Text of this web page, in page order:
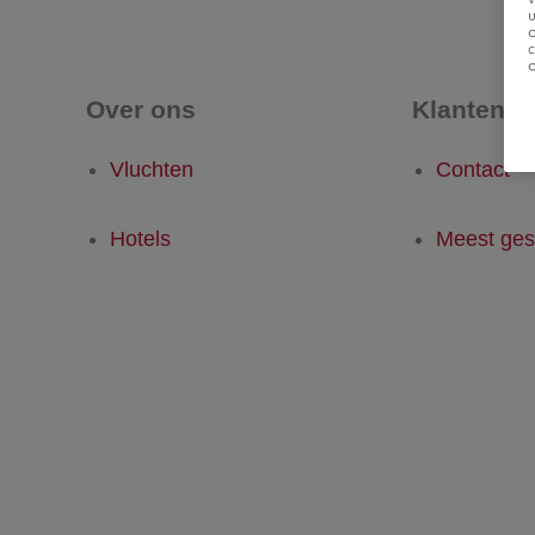
Over ons
Vluchten
Hotels
Contact
Meest